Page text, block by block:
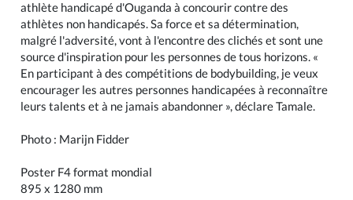
athlète handicapé d'Ouganda à concourir contre des
athlètes non handicapés. Sa force et sa détermination,
malgré l'adversité, vont à l'encontre des clichés et sont une
source d'inspiration pour les personnes de tous horizons. «
En participant à des compétitions de bodybuilding, je veux
encourager les autres personnes handicapées à reconnaître
leurs talents et à ne jamais abandonner », déclare Tamale.
Photo : Marijn Fidder
Poster F4 format mondial
895 x 1280 mm